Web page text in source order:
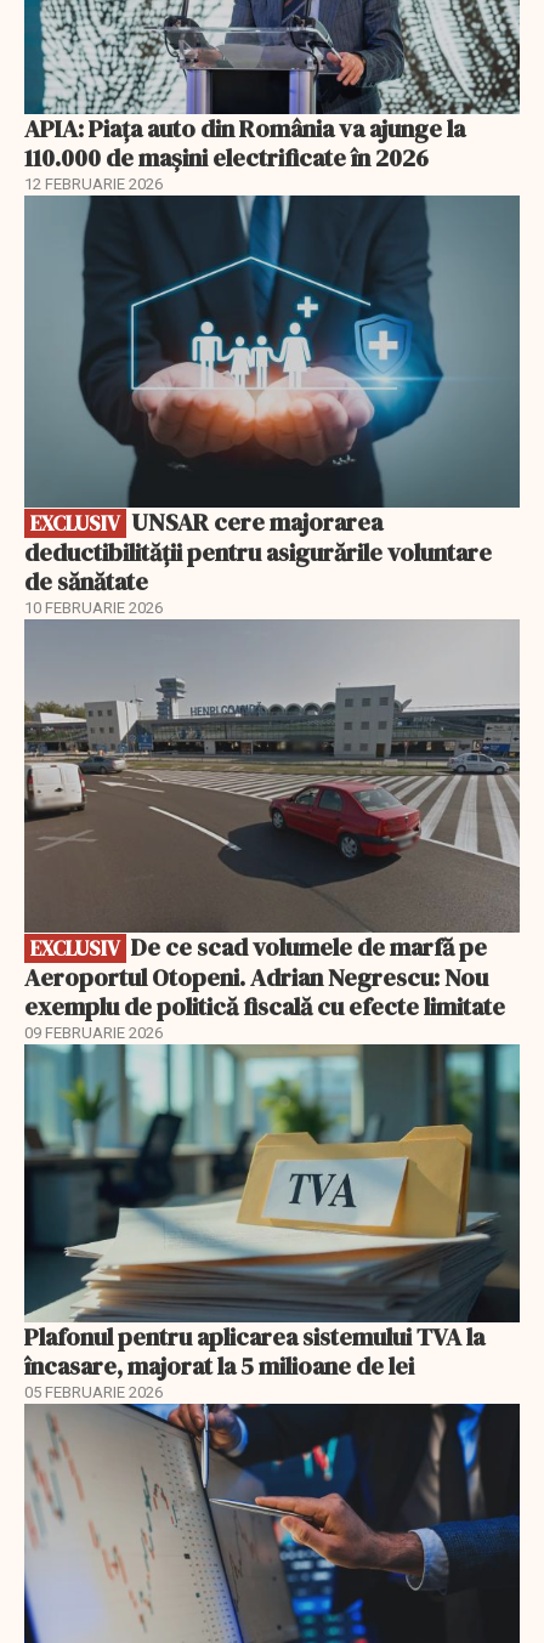
APIA: Piața auto din România va ajunge la
110.000 de mașini electrificate în 2026
12 FEBRUARIE 2026
EXCLUSIV
EXCLUSIV
deductibilității pentru asigurările voluntare
de sănătate
10 FEBRUARIE 2026
EXCLUSIV
Aeroportul Otopeni. Adrian Negrescu: Nou
exemplu de politică fiscală cu efecte limitate
09 FEBRUARIE 2026
Plafonul pentru aplicarea sistemului TVA la
încasare, majorat la 5 milioane de lei
05 FEBRUARIE 2026